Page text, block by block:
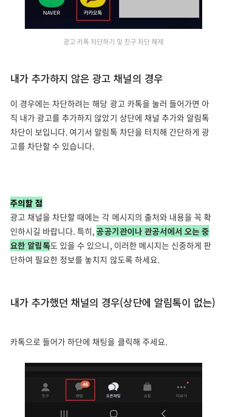
광고 카톡 차단하기 및 친구 차단 해제
내가 추가하지 않은 광고 채널의 경우
이 경우에는 차단하려는 해당 광고 카톡을 눌러 들어가면 아
직 내가 광고를 추가하지 않았기 상단에 채널 추가와 알림톡
차단이 보입니다. 여기서 알림톡 차단을 터치해 간단하게 광
고를 차단할 수 있습니다.
주의할 점
광고 채널을 차단할 때에는 각 메시지의 출처와 내용을 꼭 확
인하시길 바랍니다. 특히, 공공기관이나 관공서에서 오는 중
요한 알림톡도 있을 수 있으니, 이러한 메시지는 신중하게 판
단하여 필요한 정보를 놓치지 않도록 하세요.
내가 추가했던 채널의 경우(상단에 알림톡이 없는)
카톡으로 들어가 하단에 채팅을 클릭해 주세요.